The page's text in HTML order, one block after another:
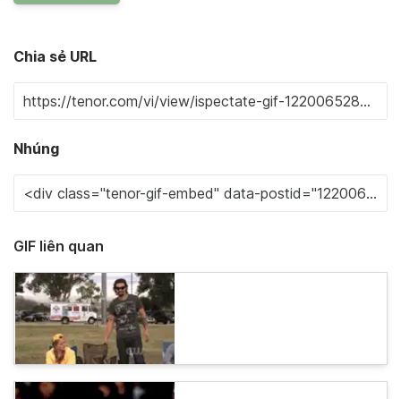
Chia sẻ URL
Nhúng
GIF liên quan